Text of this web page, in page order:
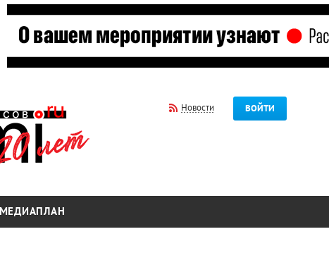
Новости ВОЙТИ
МЕДИАПЛАН